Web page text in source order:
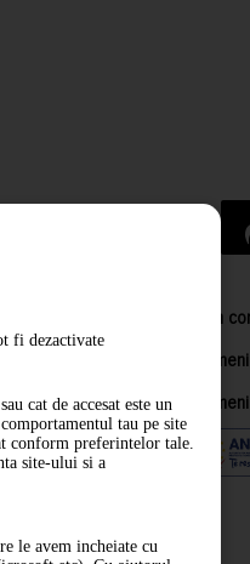
Cum
fi dezactivate
cat de accesat este un
tau pe site
conform preferintelor tale.
site-ului si a
le avem incheiate cu